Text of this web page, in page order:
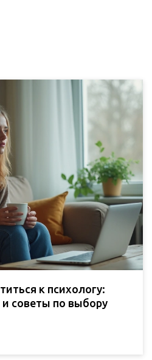
к психологу:
советы по выбору